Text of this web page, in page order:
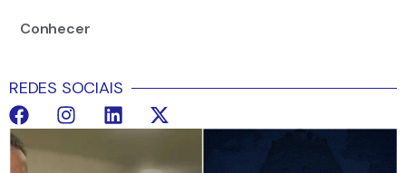
Conhecer
REDES SOCIAIS